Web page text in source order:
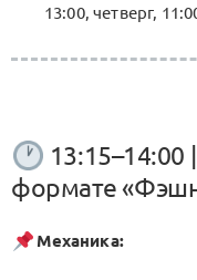
13:00, четверг,
13:15–14:00
формате
Механика: